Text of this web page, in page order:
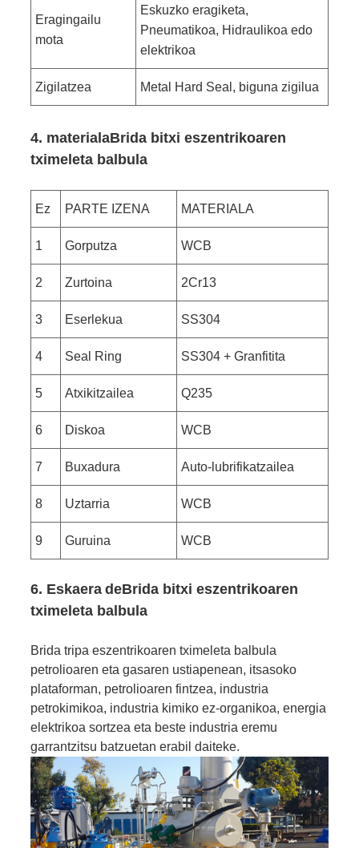
Eragingailu
mota
Eskuzko eragiketa,
Pneumatikoa, Hidraulikoa edo
elektrikoa
Zigilatzea Metal Hard Seal, biguna zigilua
4. materialaBrida bitxi eszentrikoaren
tximeleta balbula
Ez PARTE IZENA MATERIALA
1 Gorputza WCB
2 Zurtoina 2Cr13
3 Eserlekua SS304
4 Seal Ring SS304 + Granfitita
5 Atxikitzailea Q235
6 Diskoa WCB
7 Buxadura Auto-lubrifikatzailea
8 Uztarria WCB
9 Guruina WCB
6. Eskaera deBrida bitxi eszentrikoaren
tximeleta balbula
Brida tripa eszentrikoaren tximeleta balbula
petrolioaren eta gasaren ustiapenean, itsasoko
plataforman, petrolioaren fintzea, industria
petrokimikoa, industria kimiko ez-organikoa, energia
elektrikoa sortzea eta beste industria eremu
garrantzitsu batzuetan erabil daiteke.